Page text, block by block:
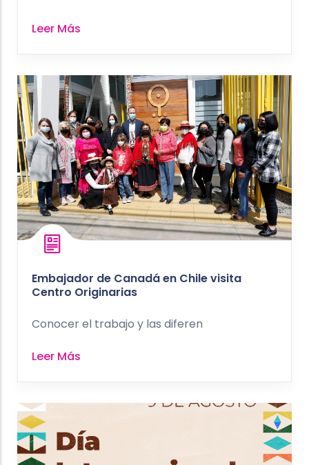
Leer Más
Embajador de Canadá en Chile visita
Centro Originarias
Conocer el trabajo y las diferen
Leer Más